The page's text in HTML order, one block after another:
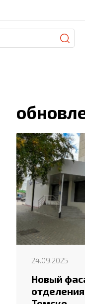
24.09.2025
Новый